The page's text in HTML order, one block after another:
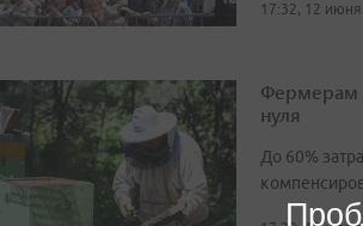
17:32, 12
Фермерам
нуля
До 60%